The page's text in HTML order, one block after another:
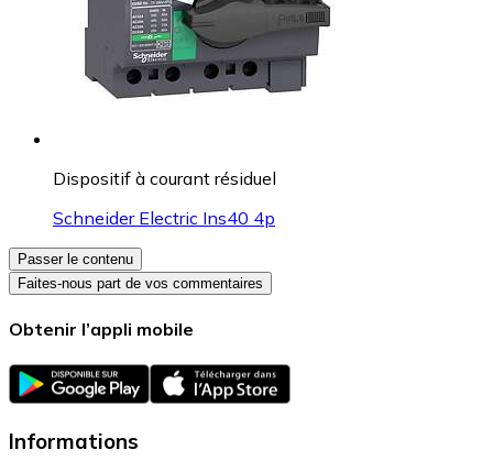
Dispositif à courant résiduel
Schneider Electric Ins40 4p
Passer le contenu
Faites-nous part de vos commentaires
Obtenir l’appli mobile
Informations